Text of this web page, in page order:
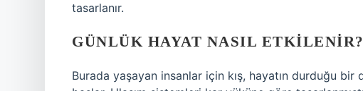
tasarlanır.
GÜNLÜK HAYAT NASIL ETKILENIR?
Burada yaşayan insanlar için kış, hayatın durduğu